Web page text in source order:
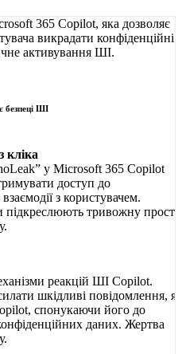
безпеці ШІ
кліка
у Microsoft 365 Copilot
доступ до
з користувачем.
підкреслюють тривожну
реакцій ШІ Copilot.
шкідливі повідомлення,
спонукаючи його до
даних. Жертва